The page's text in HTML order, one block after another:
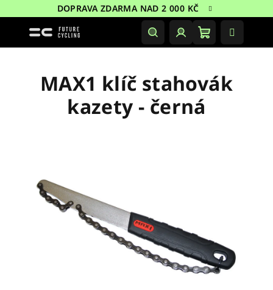
na
DOPRAVA ZDARMA NAD 2 000 KČ
HledatPřihlášeníNákupní
MAX1 klíč stahovák
kazety - černá